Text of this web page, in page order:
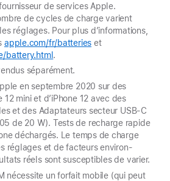
de services Apple.
de cycles de charge varient
réglages. Pour plus d’informations,
apple.com/fr/batteries et
battery.html .
séparément.
en septembre 2020 sur des
12 mini et d’iPhone 12 avec des
et des Adaptateurs secteur USB‑C
de 20 W). Tests de recharge rapide
déchargés. Le temps de charge
réglages et de facteurs environ­
réels sont susceptibles de varier.
nécessite un forfait mobile (qui peut